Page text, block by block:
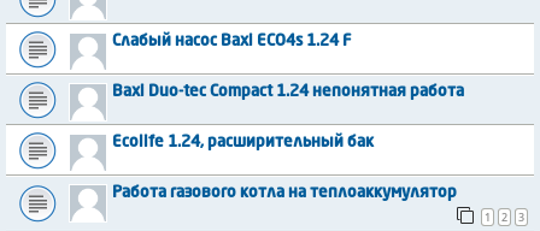
Слабый насос Baxi ECO4s 1.24 F
Baxi Duo-tec Compact 1.24 непонятная работа
Ecolife 1.24, расширительный бак
Работа газового котла на теплоаккумулятор
1
2 3